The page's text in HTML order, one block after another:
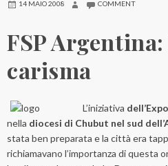
14 MAIO 2008 COMMENT
FSP
carisma
L’iniziativa
nella diocesi di Chubut nel sud
stata ben preparata e la città era
richiamavano l’importanza di questa